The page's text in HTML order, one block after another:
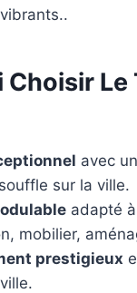
Le
avec
sur la ville.
adapté
mobilier,
prestigieux